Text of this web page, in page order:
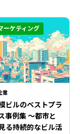
業
ビルのベストプラ
事例集 ～都市と
る持続的なビル活
ーケティング